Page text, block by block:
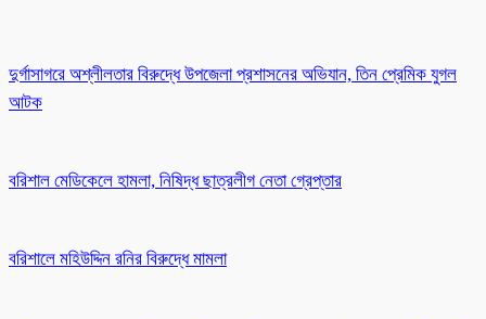
দুর্গাসাগরে অশ্লীলতার বিরুদ্ধে উপজেলা প্রশাসনের অভিযান, তিন প্রেমিক যুগল
আটক
বরিশাল মেডিকেলে হামলা, নিষিদ্ধ ছাত্রলীগ নেতা গ্রেপ্তার
বরিশালে মহিউদ্দিন রনির বিরুদ্ধে মামলা